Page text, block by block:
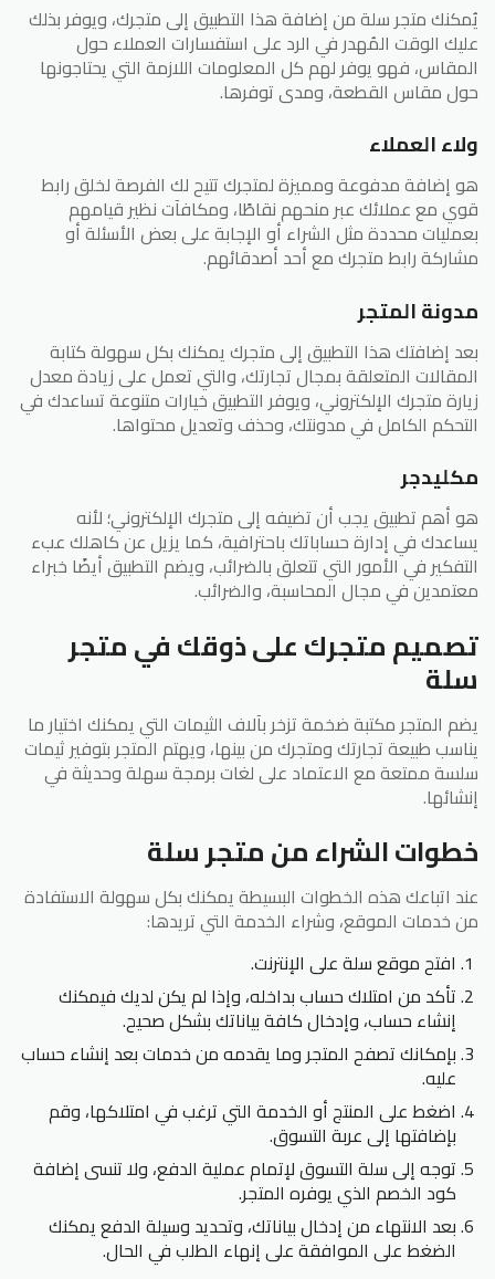
يُمكنك متجر سلة من إضافة هذا التطبيق إلى متجرك، ويوفر بذلك
عليك الوقت المُهدر في الرد على استفسارات العملاء حول
المقاس، فهو يوفر لهم كل المعلومات اللازمة التي يحتاجونها
حول مقاس القطعة، ومدى توفرها.
ولاء العملاء
هو إضافة مدفوعة ومميزة لمتجرك تتيح لك الفرصة لخلق رابط
قوي مع عملائك عبر منحهم نقاطًا، ومكافآت نظير قيامهم
بعمليات محددة مثل الشراء أو الإجابة على بعض الأسئلة أو
مشاركة رابط متجرك مع أحد أصدقائهم.
مدونة المتجر
بعد إضافتك هذا التطبيق إلى متجرك يمكنك بكل سهولة كتابة
المقالات المتعلقة بمجال تجارتك، والتي تعمل على زيادة معدل
زيارة متجرك الإلكتروني، ويوفر التطبيق خيارات متنوعة تساعدك في
التحكم الكامل في مدونتك، وحذف وتعديل محتواها.
مكليدجر
هو أهم تطبيق يجب أن تضيفه إلى متجرك الإلكتروني؛ لأنه
يساعدك في إدارة حساباتك باحترافية، كما يزيل عن كاهلك عبء
التفكير في الأمور التي تتعلق بالضرائب، ويضم التطبيق أيضًا خبراء
معتمدين في مجال المحاسبة، والضرائب.
تصميم متجرك على ذوقك في متجر
سلة
يضم المتجر مكتبة ضخمة تزخر بآلاف الثيمات التي يمكنك اختيار ما
يناسب طبيعة تجارتك ومتجرك من بينها، ويهتم المتجر بتوفير ثيمات
سلسة ممتعة مع الاعتماد على لغات برمجة سهلة وحديثة في
إنشائها.
خطوات الشراء من متجر سلة
عند اتباعك هذه الخطوات البسيطة يمكنك بكل سهولة الاستفادة
من خدمات الموقع، وشراء الخدمة التي تريدها:
افتح موقع سلة على الإنترنت.
تأكد من امتلاك حساب بداخله، وإذا لم يكن لديك فيمكنك
إنشاء حساب، وإدخال كافة بياناتك بشكل صحيح.
بإمكانك تصفح المتجر وما يقدمه من خدمات بعد إنشاء حساب
عليه.
اضغط على المنتج أو الخدمة التي ترغب في امتلاكها، وقم
بإضافتها إلى عربة التسوق.
توجه إلى سلة التسوق لإتمام عملية الدفع، ولا تنسى إضافة
كود الخصم الذي يوفره المتجر.
بعد الانتهاء من إدخال بياناتك، وتحديد وسيلة الدفع يمكنك
الضغط على الموافقة على إنهاء الطلب في الحال.